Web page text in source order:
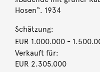
Hosen“. 1934
Schätzung:
EUR 1.000.000-
Verkauft für:
EUR 2.305.000